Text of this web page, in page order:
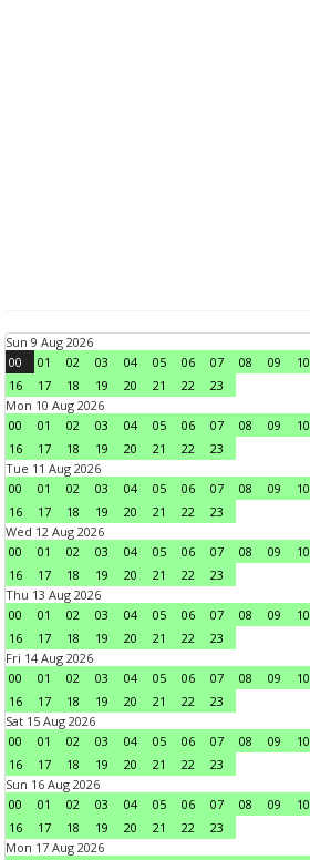
Sun 9 Aug 2026
00
01 02 03 04 05 06 07 08 09 10
16
17 18 19 20 21 22
23
Mon 10 Aug 2026
00
01 02 03 04 05 06 07 08 09 10
16
17 18 19 20 21 22
23
Tue 11 Aug 2026
00
01 02 03 04 05 06 07 08 09 10
16
17 18 19 20 21 22
23
Wed 12 Aug 2026
00
01 02 03 04 05 06 07 08 09 10
16
17 18 19 20 21 22
23
Thu 13 Aug 2026
00
01 02 03 04 05 06 07 08 09 10
16
17 18 19 20 21 22
23
Fri 14 Aug 2026
00
01 02 03 04 05 06 07 08 09 10
16
17 18 19 20 21 22
23
Sat 15 Aug 2026
00
01 02 03 04 05 06 07 08 09 10
16
17 18 19 20 21 22
23
Sun 16 Aug 2026
00
01 02 03 04 05 06 07 08 09 10
16
17 18 19 20 21 22
23
Mon 17 Aug 2026